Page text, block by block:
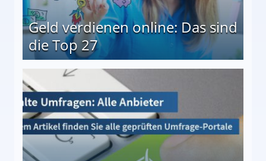
Geld verdienen online: Das sind
die Top 27